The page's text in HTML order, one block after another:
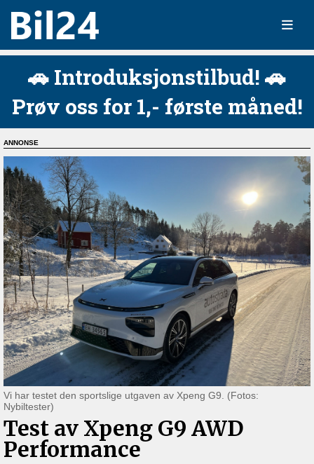
🚗 Introduksjonstilbud! 🚗
Prøv oss for 1,- første måned!
Vi har testet den sportslige utgaven av Xpeng G9. (Fotos:
Nybiltester)
Test av Xpeng G9 AWD
Performance